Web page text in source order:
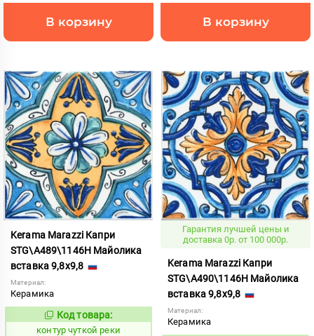
В корзину В корзину
Kerama Marazzi Капри
STG\A489\1146H Майолика
вставка 9,8x9,8
Материал:
Керамика
764704
Код товара:
контур чуткой реки
Гарантия лучшей цены и
доставка 0р. от 100 000р.
Kerama Marazzi Капри
STG\A490\1146H Майолика
вставка 9,8x9,8
Материал:
Керамика